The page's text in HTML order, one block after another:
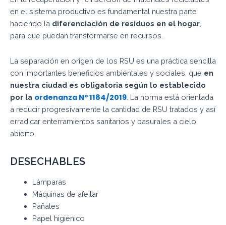
en el sistema productivo es fundamental nuestra parte
haciendo la diferenciación de residuos en el hogar
para que puedan transformarse en recursos.
La separación en origen de los RSU es una práctica sencilla
con importantes beneficios ambientales y sociales, que en
nuestra ciudad es obligatoria según lo establecido
por la ordenanza Nº 1184/2019 . La norma está orientada
a reducir progresivamente la cantidad de RSU tratados y así
erradicar enterramientos sanitarios y basurales a cielo
abierto.
DESECHABLES
Lámparas
Máquinas de afeitar
Pañales
Papel higiénico